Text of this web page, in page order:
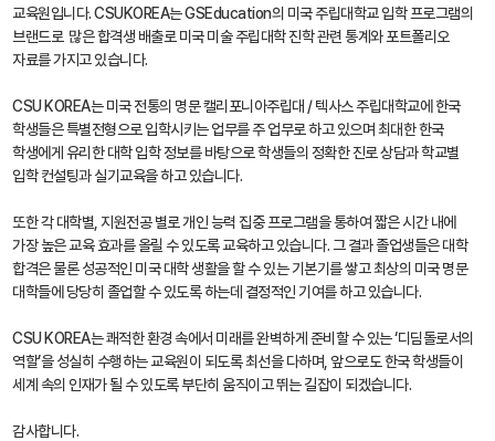
교육원입니다. CSUKOREA는 GSEducation의 미국 주립대학교 입학 프로그램의
브랜드로 많은 합격생 배출로 미국 미술 주립대학 진학 관련 통계와 포트폴리오
자료를 가지고 있습니다.
CSU KOREA는 미국 전통의 명문 캘리포니아주립대 / 텍사스 주립대학교에 한국
학생들은 특별전형으로 입학시키는 업무를 주 업무로 하고 있으며 최대한 한국
학생에게 유리한 대학 입학 정보를 바탕으로 학생들의 정확한 진로 상담과 학교별
입학 컨설팅과 실기교육을 하고 있습니다.
또한 각 대학별, 지원전공 별로 개인 능력 집중 프로그램을 통하여 짧은 시간 내에
가장 높은 교육 효과를 올릴 수 있도록 교육하고 있습니다. 그 결과 졸업생들은 대학
합격은 물론 성공적인 미국 대학 생활을 할 수 있는 기본기를 쌓고 최상의 미국 명문
대학들에 당당히 졸업할 수 있도록 하는데 결정적인 기여를 하고 있습니다.
CSU KOREA는 쾌적한 환경 속에서 미래를 완벽하게 준비할 수 있는 ‘디딤돌로서의
역할’을 성실히 수행하는 교육원이 되도록 최선을 다하며, 앞으로도 한국 학생들이
세계 속의 인재가 될 수 있도록 부단히 움직이고 뛰는 길잡이 되겠습니다.
감사합니다.